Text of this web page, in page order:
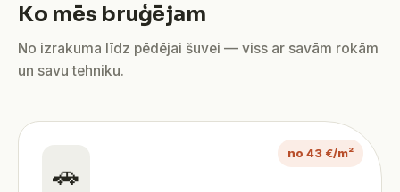
Ko mēs bruģējam
No izrakuma līdz pēdējai šuvei — viss ar savām rokām
un savu tehniku.
no 43 €/m²
🚗